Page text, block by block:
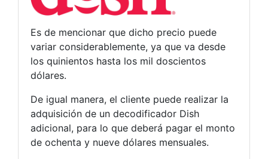
Es de mencionar que dicho precio puede
variar considerablemente, ya que va desde
los quinientos hasta los mil doscientos
dólares.
De igual manera, el cliente puede realizar la
adquisición de un decodificador Dish
adicional, para lo que deberá pagar el monto
de ochenta y nueve dólares mensuales.